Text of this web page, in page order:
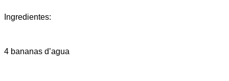
Ingredientes:
4 bananas d’agua